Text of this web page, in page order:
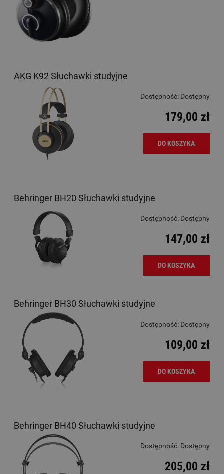
AKG K92 Słuchawki studyjne
Dostępność: Dostępny
179,00 zł
DO KOSZYKA
Behringer BH20 Słuchawki studyjne
Dostępność: Dostępny
147,00 zł
DO KOSZYKA
Behringer BH30 Słuchawki studyjne
Dostępność: Dostępny
109,00 zł
DO KOSZYKA
Behringer BH40 Słuchawki studyjne
Dostępność: Dostępny
205,00 zł